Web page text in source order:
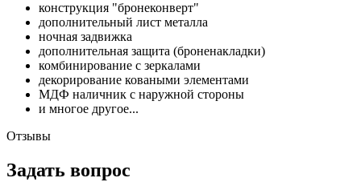
конструкция "бронеконверт"
дополнительный лист металла
ночная задвижка
дополнительная защита (броненакладки)
комбинирование с зеркалами
декорирование коваными элементами
МДФ наличник с наружной стороны
и многое другое...
Отзывы
Задать вопрос